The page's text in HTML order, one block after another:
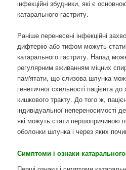
інфекційні збудники, які є
катарального гастриту.
Раніше перенесені інфекційні
дифтерію або тифом можуть
катарального гастриту. Напад
регулярним вживанням міцних
пам'ятати, що слизова шлунка
генетичної схильності пацієнта
кишкового тракту. До того ж,
індивідуальної непереносимості
які можуть стати першопричиною
оболонки шлунка і через яких
Симптоми і ознаки катарального